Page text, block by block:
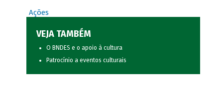
Ações
VEJA TAMBÉM
O BNDES e o apoio à cultura
Patrocínio a eventos culturais